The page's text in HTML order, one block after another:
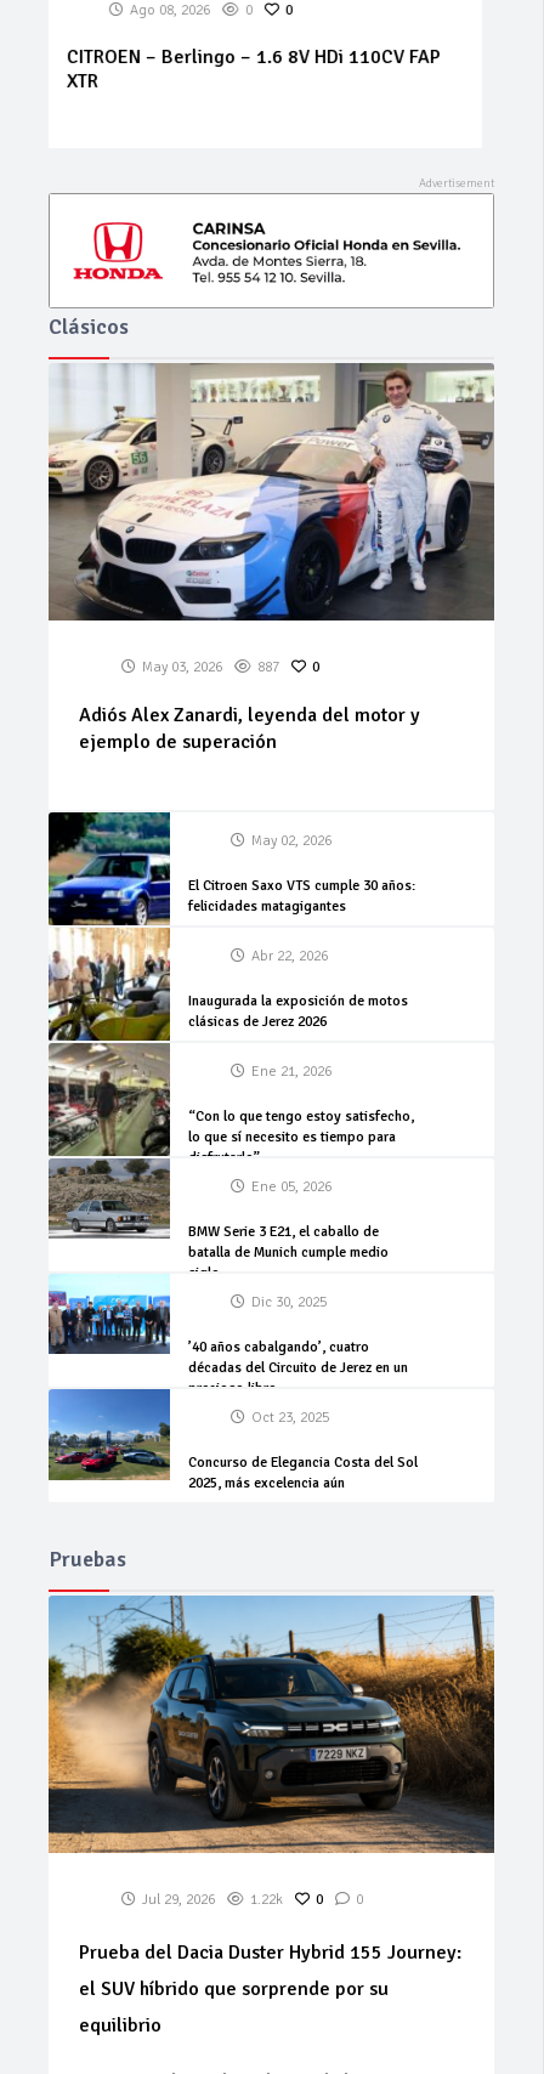
Ago 08, 2026 0
BMW – X5 – 3.0d Aut.
Clásicos
May 03, 2026 887 0
Adiós Alex Zanardi, leyenda del motor y
ejemplo de superación
May 02, 2026
El Citroen Saxo VTS cumple 30 años:
felicidades matagigantes
Abr 22, 2026
Inaugurada la exposición de motos
clásicas de Jerez 2026
Ene 21, 2026
“Con lo que tengo estoy satisfecho,
lo que sí necesito es tiempo para
disfrutarlo”
Ene 05, 2026
BMW Serie 3 E21, el caballo de
batalla de Munich cumple medio
siglo
Dic 30, 2025
’40 años cabalgando’, cuatro
décadas del Circuito de Jerez en un
precioso libro
Oct 23, 2025
Concurso de Elegancia Costa del Sol
2025, más excelencia aún
Pruebas
Jul 29, 2026 1.22k 0 0
Prueba del Dacia Duster Hybrid 155 Journey:
el SUV híbrido que sorprende por su
equilibrio